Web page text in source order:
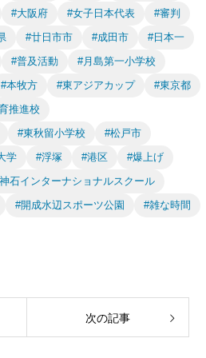
#大阪府 #女子日本代表
#審判
#廿日市市 #成田市
#日本一
#普及活動
#月島第一小学校
#本牧方 #東アジアカップ
#東京都
推進校
#東秋留小学校
#松戸市
学 #浮塚 #港区
#爆上げ
石インターナショナルスクール
#開成水辺スポーツ公園
#雑な時間
次の記事